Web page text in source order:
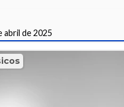
abril de 2025